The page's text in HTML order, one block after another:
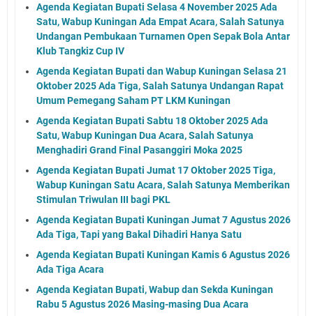
Agenda Kegiatan Bupati Selasa 4 November 2025 Ada
Satu, Wabup Kuningan Ada Empat Acara, Salah Satunya
Undangan Pembukaan Turnamen Open Sepak Bola Antar
Klub Tangkiz Cup IV
Agenda Kegiatan Bupati dan Wabup Kuningan Selasa 21
Oktober 2025 Ada Tiga, Salah Satunya Undangan Rapat
Umum Pemegang Saham PT LKM Kuningan
Agenda Kegiatan Bupati Sabtu 18 Oktober 2025 Ada
Satu, Wabup Kuningan Dua Acara, Salah Satunya
Menghadiri Grand Final Pasanggiri Moka 2025
Agenda Kegiatan Bupati Jumat 17 Oktober 2025 Tiga,
Wabup Kuningan Satu Acara, Salah Satunya Memberikan
Stimulan Triwulan III bagi PKL
Agenda Kegiatan Bupati Kuningan Jumat 7 Agustus 2026
Ada Tiga, Tapi yang Bakal Dihadiri Hanya Satu
Agenda Kegiatan Bupati Kuningan Kamis 6 Agustus 2026
Ada Tiga Acara
Agenda Kegiatan Bupati, Wabup dan Sekda Kuningan
Rabu 5 Agustus 2026 Masing-masing Dua Acara